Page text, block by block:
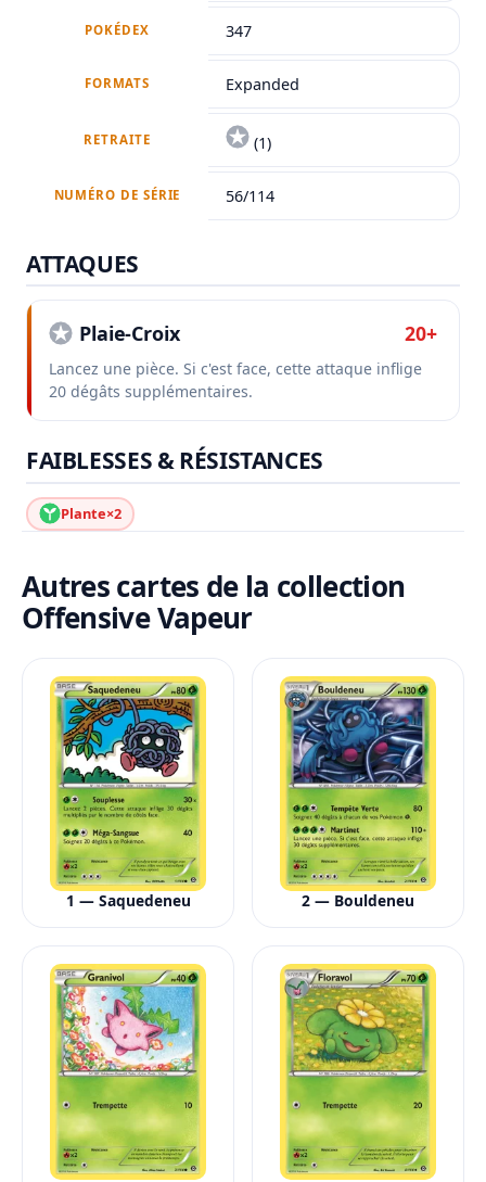
POKÉDEX 347
FORMATS Expanded
RETRAITE (1)
NUMÉRO DE SÉRIE 56/114
ATTAQUES
Plaie-Croix 20+
Lancez une pièce. Si c'est face, cette attaque inflige
20 dégâts supplémentaires.
FAIBLESSES & RÉSISTANCES
Plante×2
Autres cartes de la collection
Offensive Vapeur
1 — Saquedeneu 2 — Bouldeneu